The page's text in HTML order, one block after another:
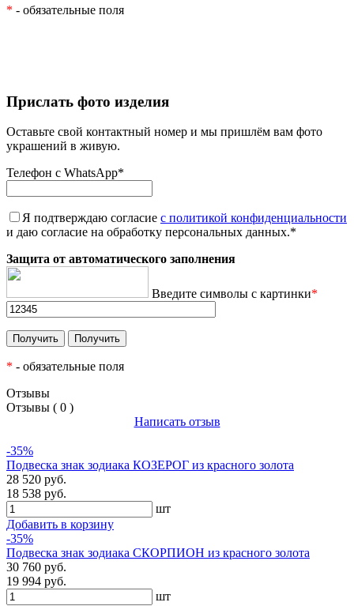
* - обязательные поля
Прислать фото изделия
Оставьте свой контактный номер и мы пришлём вам фото
украшений в живую.
Телефон с WhatsApp*
Я подтверждаю согласие с политикой конфиденциальности
и даю согласие на обработку персональных данных.*
Защита от автоматического заполнения
Введите символы с картинки*
* - обязательные поля
Отзывы
Отзывы ( 0 )
Написать отзыв
-35%
Подвеска знак зодиака КОЗЕРОГ из красного золота
28 520 руб.
18 538 руб.
шт
Добавить в корзину
-35%
Подвеска знак зодиака СКОРПИОН из красного золота
30 760 руб.
19 994 руб.
шт